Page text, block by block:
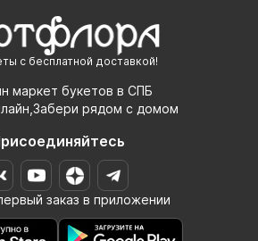
с бесплатной доставкой!
маркет букетов в СПБ
рядом с домом
заказ в приложении